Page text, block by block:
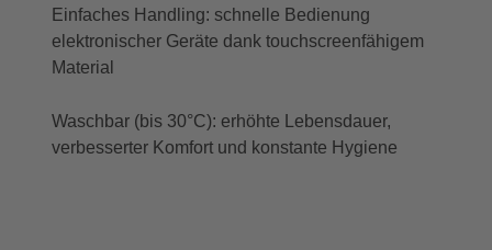
Einfaches Handling: schnelle Bedienung
elektronischer Geräte dank touchscreenfähigem
Material
Waschbar (bis 30°C): erhöhte Lebensdauer,
verbesserter Komfort und konstante Hygiene